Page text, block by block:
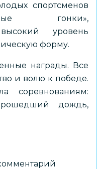
спортсменов
гонки»,
уровень
форму.
награды. Все
и волю к победе.
соревнованиям:
дождь,